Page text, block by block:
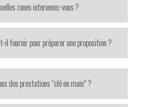
zones intervenez-vous ?
il fournir pour préparer une proposition ?
des prestations “clé en main” ?